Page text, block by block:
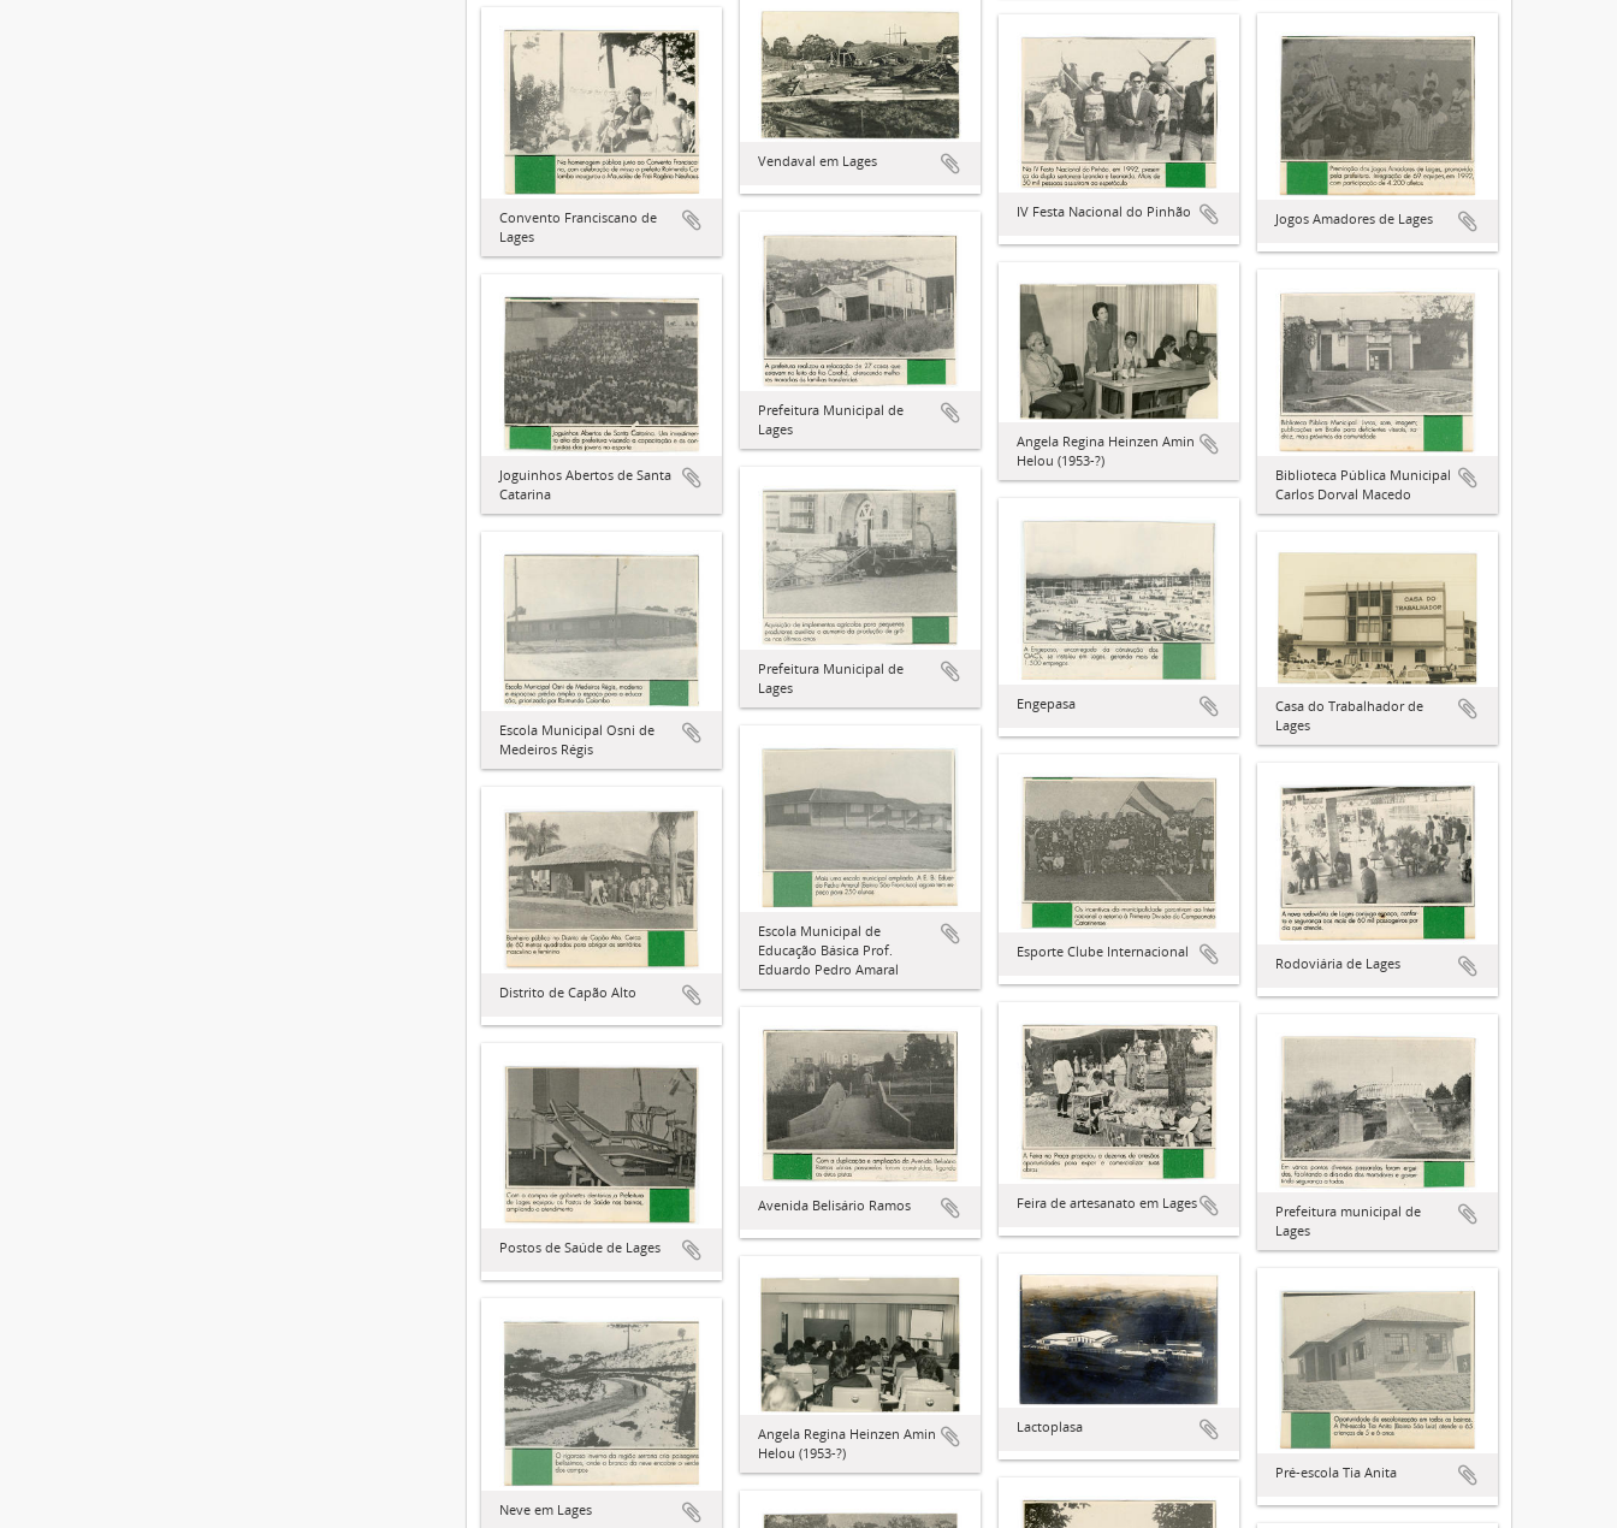
Vendaval em Lages
Convento Franciscano de
Lages
Jogos Amadores de Lages
IV Festa Nacional do Pinhão
Prefeitura Municipal de
Lages
Angela Regina Heinzen Amin
Helou (1953-?)
Biblioteca Pública Municipal
Carlos Dorval Macedo
Joguinhos Abertos de Santa
Catarina
Prefeitura Municipal de
Lages
Engepasa
Escola Municipal Osni de
Medeiros Régis
Casa do Trabalhador de
Lages
Escola Municipal de
Educação Básica Prof.
Eduardo Pedro Amaral
Esporte Clube Internacional
Rodoviária de Lages
Distrito de Capão Alto
Feira de artesanato em Lages
Avenida Belisário Ramos
Prefeitura municipal de
Lages
Postos de Saúde de Lages
Lactoplasa
Angela Regina Heinzen Amin
Helou (1953-?)
Pré-escola Tia Anita
Neve em Lages